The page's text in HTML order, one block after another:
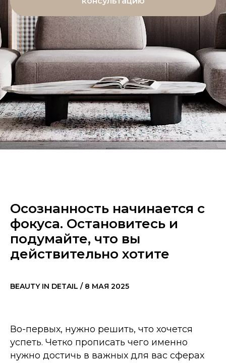
Осознанность начинается с
фокуса. Остановитесь и
подумайте, что вы
действительно хотите
BEAUTY IN DETAIL / 8 МАЯ 2025
Во-первых, нужно решить, что хочется
успеть. Четко прописать чего именно
нужно достичь в важных для вас сферах